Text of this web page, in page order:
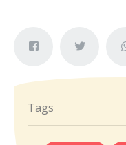
Tags